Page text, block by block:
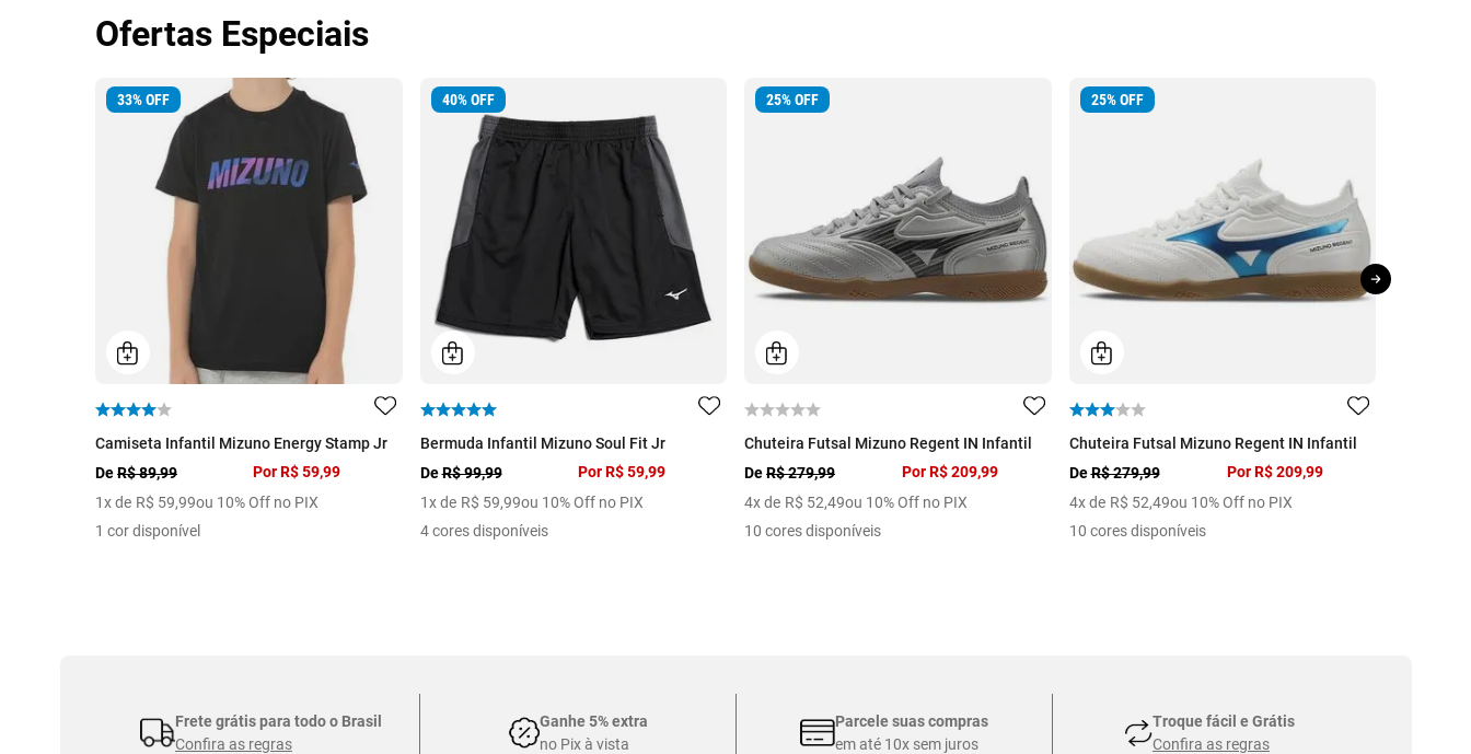
Ofertas Especiais
33%OFF
Camiseta Infantil Mizuno Energy Stamp Jr
DeR$ 89,99
1x de R$ 59,99ou 10% Off no PIX
Por R$ 59,99
1 cor disponível
40%OFF
Bermuda Infantil Mizuno Soul Fit Jr
DeR$ 99,99
1x de R$ 59,99ou 10% Off no PIX
Por R$ 59,99
4 cores disponíveis
25%OFF
Chuteira Futsal Mizuno Regent IN Infantil
DeR$ 279,99
4x de R$ 52,49ou 10% Off no PIX
Por R$ 209,99
10 cores disponíveis
25%OFF
Chuteira Futsal Mizuno Regent IN Infantil
DeR$ 279,99
4x de R$ 52,49ou 10% Off no PIX
Por R$ 209,99
10 cores disponíveis
Frete grátis para todo o Brasil
Confira as regras
Ganhe 5% extra
no Pix à vista
Parcele suas compras
em até 10x sem juros
Troque fácil e Grátis
Confira as regras